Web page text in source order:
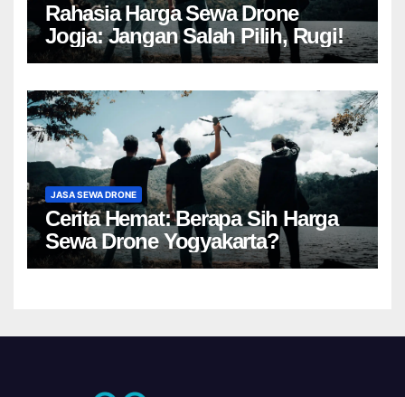
Rahasia Harga Sewa Drone
Jogja: Jangan Salah Pilih, Rugi!
JASA SEWA DRONE
Cerita Hemat: Berapa Sih Harga
Sewa Drone Yogyakarta?